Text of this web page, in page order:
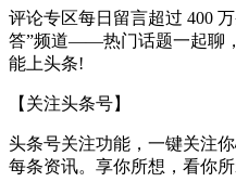
评论专区每日留言超过 400
答”频道——热门话题一起聊
能上头条!
【关注头条号】
头条号关注功能，一键关注
每条资讯。享你所想，看你